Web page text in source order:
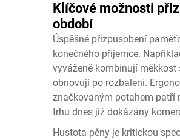
Klíčové možnosti
období
Úspěšné přizpůsobení
konečného příjemce.
vyváženě kombinují měkkost
obnovují po rozbalení.
značkovaným potahem patří
trhu dnes již dokázány
Hustota pěny je kritickou